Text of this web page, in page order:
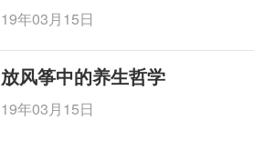
19年03月15日
放风筝中的养生哲学
19年03月15日